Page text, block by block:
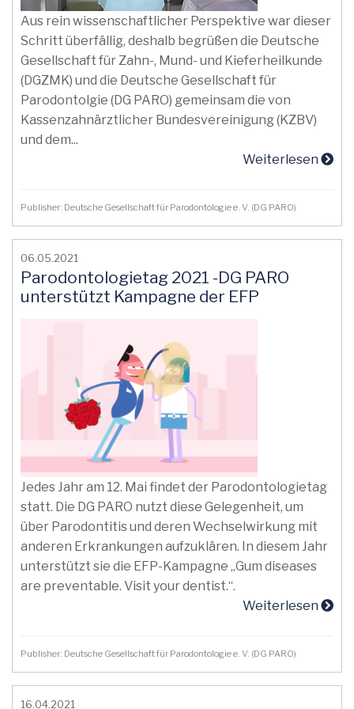
Aus rein wissenschaftlicher Perspektive war dieser
Schritt überfällig, deshalb begrüßen die Deutsche
Gesellschaft für Zahn-, Mund- und Kieferheilkunde
(DGZMK) und die Deutsche Gesellschaft für
Parodontolgie (DG PARO) gemeinsam die von
Kassenzahnärztlicher Bundesvereinigung (KZBV)
und dem...
Weiterlesen
Publisher: Deutsche Gesellschaft für Parodontologie e. V. (DG PARO)
06.05.2021
Parodontologietag 2021 -DG PARO
unterstützt Kampagne der EFP
Jedes Jahr am 12. Mai findet der Parodontologietag
statt. Die DG PARO nutzt diese Gelegenheit, um
über Parodontitis und deren Wechselwirkung mit
anderen Erkrankungen aufzuklären. In diesem Jahr
unterstützt sie die EFP-Kampagne „Gum diseases
are preventable. Visit your dentist.“.
Weiterlesen
Publisher: Deutsche Gesellschaft für Parodontologie e. V. (DG PARO)
16.04.2021